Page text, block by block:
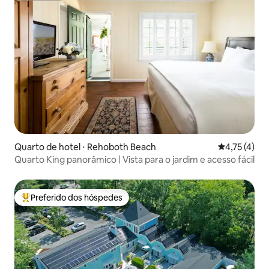
Quarto de hotel ⋅ Rehoboth Beach 4,75 de
4,75 (4)
Quarto King panorâmico | Vista para o jardim e acesso fácil
Entre os melhores preferidos dos hóspedes
Preferido dos hóspedes